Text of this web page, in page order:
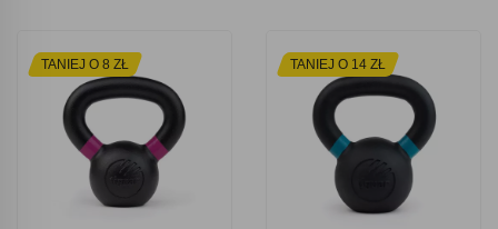
TANIEJ O 8 ZŁ TANIEJ O 14 ZŁ